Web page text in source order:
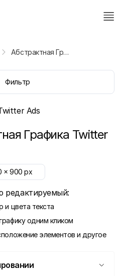
Абстрактная Графика Twitter Ads
Фильтр
Графика Twitter
x900 px
редактируемый:
и цвета текста
одним кликом
элементов и другое